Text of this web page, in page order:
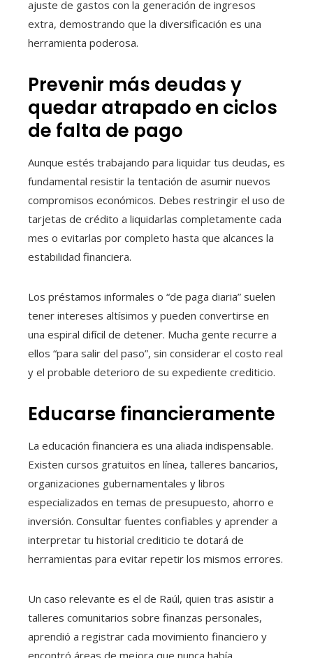
ajuste de gastos con la generación de ingresos
extra, demostrando que la diversificación es una
herramienta poderosa.
Prevenir más deudas y
quedar atrapado en ciclos
de falta de pago
Aunque estés trabajando para liquidar tus deudas, es
fundamental resistir la tentación de asumir nuevos
compromisos económicos. Debes restringir el uso de
tarjetas de crédito a liquidarlas completamente cada
mes o evitarlas por completo hasta que alcances la
estabilidad financiera.
Los préstamos informales o “de paga diaria” suelen
tener intereses altísimos y pueden convertirse en
una espiral difícil de detener. Mucha gente recurre a
ellos “para salir del paso”, sin considerar el costo real
y el probable deterioro de su expediente crediticio.
Educarse financieramente
La educación financiera es una aliada indispensable.
Existen cursos gratuitos en línea, talleres bancarios,
organizaciones gubernamentales y libros
especializados en temas de presupuesto, ahorro e
inversión. Consultar fuentes confiables y aprender a
interpretar tu historial crediticio te dotará de
herramientas para evitar repetir los mismos errores.
Un caso relevante es el de Raúl, quien tras asistir a
talleres comunitarios sobre finanzas personales,
aprendió a registrar cada movimiento financiero y